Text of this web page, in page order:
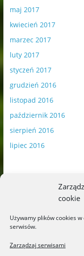
cookie
Używamy plików cookies
serwisów.
Zarządzaj serwisami
maj 2017
kwiecień 2017
marzec 2017
luty 2017
styczeń 2017
grudzień 2016
listopad 2016
październik 2016
sierpień 2016
lipiec 2016